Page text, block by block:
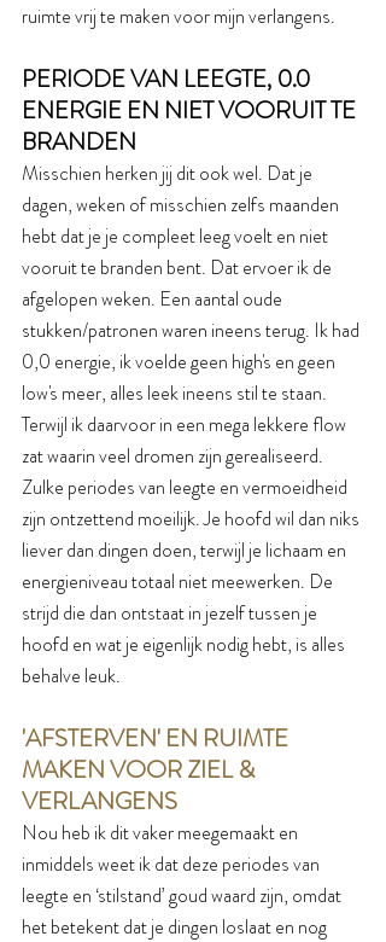
ruimte vrij te maken voor mijn verlangens.
PERIODE VAN LEEGTE, 0.0
ENERGIE EN NIET VOORUIT TE
BRANDEN
Misschien herken jij dit ook wel. Dat je
dagen, weken of misschien zelfs maanden
hebt dat je je compleet leeg voelt en niet
vooruit te branden bent. Dat ervoer ik de
afgelopen weken. Een aantal oude
stukken/patronen waren ineens terug. Ik had
0,0 energie, ik voelde geen high's en geen
low's meer, alles leek ineens stil te staan.
Terwijl ik daarvoor in een mega lekkere flow
zat waarin veel dromen zijn gerealiseerd.
Zulke periodes van leegte en vermoeidheid
zijn ontzettend moeilijk. Je hoofd wil dan niks
liever dan dingen doen, terwijl je lichaam en
energieniveau totaal niet meewerken. De
strijd die dan ontstaat in jezelf tussen je
hoofd en wat je eigenlijk nodig hebt, is alles
behalve leuk.
'AFSTERVEN' EN RUIMTE
MAKEN VOOR ZIEL &
VERLANGENS
Nou heb ik dit vaker meegemaakt en
inmiddels weet ik dat deze periodes van
leegte en ‘stilstand’ goud waard zijn, omdat
het betekent dat je dingen loslaat en nog